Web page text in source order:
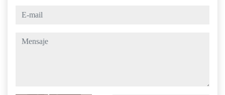
e-mail
mensaje